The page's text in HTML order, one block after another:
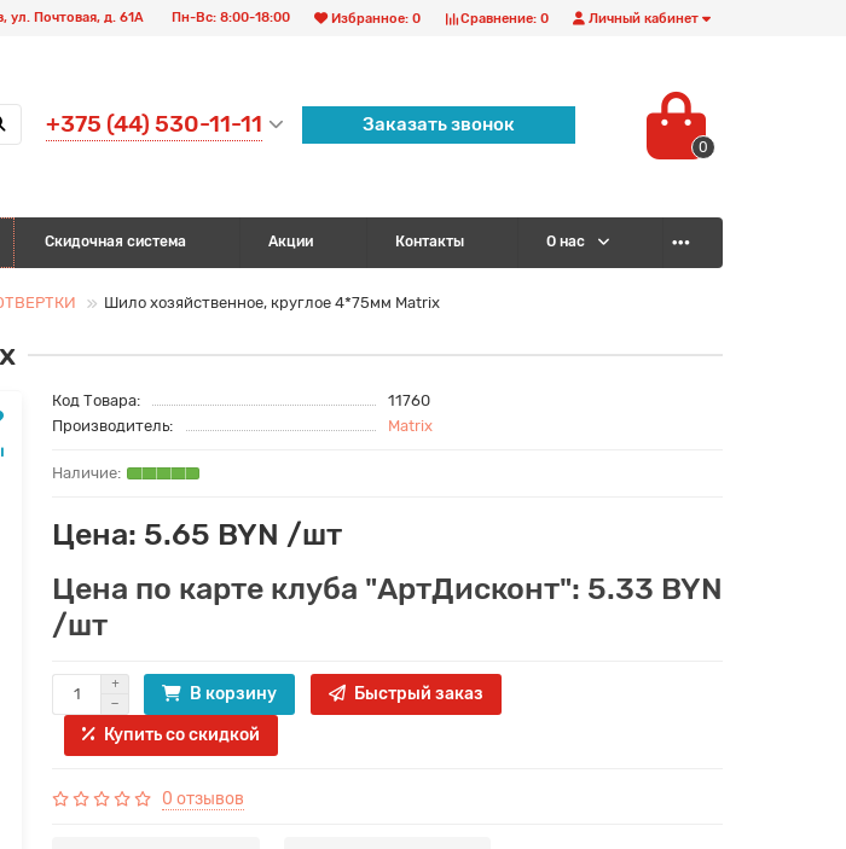
Личный кабинет
Сравнение: 0
Избранное: 0
ул. Почтовая, д. 61А Пн-Вс: 8:00-18:00
+375 (44) 530-11-11 Заказать звонок
0
Скидочная система Акции Контакты О нас
Шило хозяйственное, круглое 4*75мм Matrix
Код Товара:
11760
Производитель:
Matrix
Цена: 5.65 BYN /шт
Цена по карте клуба "АртДисконт": 5.33 BYN
/шт
В корзину
Быстрый заказ
Купить со скидкой
0 отзывов